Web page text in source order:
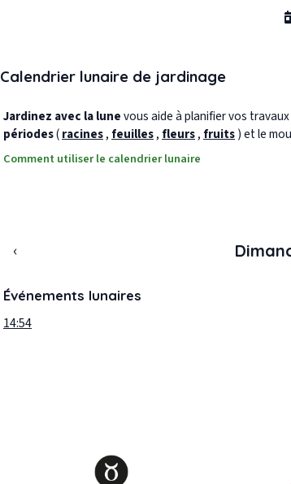
Calendrier lunaire de jardinage
Jardinez avec la lunevous aide à planifier vos
périodes(racines, feuilles, fleurs, fruits) et le
Comment utiliser le calendrier lunaire
‹
Événements lunaires
14:54